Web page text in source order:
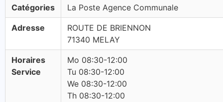
Catégories La Poste Agence Communale
Adresse
ROUTE DE BRIENNON
71340 MELAY
Horaires
Service
Mo 08:30-12:00
Tu 08:30-12:00
We 08:30-12:00
Th 08:30-12:00